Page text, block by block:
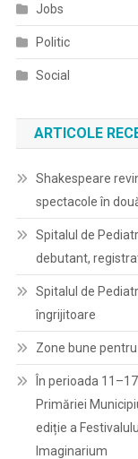
Jobs
Politic
Social
ARTICOLE
Shakespeare
spectacole în
Spitalul de
debutant,
Spitalul de
îngrijitoare
Zone bune
În perioada
Primăriei
ediție a
Imaginarium